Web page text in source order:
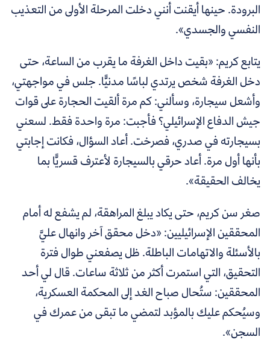
البرودة. حينها أيقنت أنني دخلت المرحلة الأولى من التعذيب
النفسي والجسدي».
يتابع كريم: «بقيت داخل الغرفة ما يقرب من الساعة، حتى
دخل الغرفة شخص يرتدي لباسًا مدنيًّا. جلس في مواجهتي،
وأشعل سيجارة، وسألني: كم مرة ألقيت الحجارة على قوات
جيش الدفاع الإسرائيلي؟ فأجبت: مرة واحدة فقط. لسعني
بسيجارته في صدري، فصرخت. أعاد السؤال، فكانت إجابتي
بأنها أول مرة. أعاد حرقي بالسيجارة لأعترف قسريًّا بما
يخالف الحقيقة».
صغر سن كريم، حتى يكاد يبلغ المراهقة، لم يشفع له أمام
المحققين الإسرائيليين: «دخل محقق آخر وانهال عليَّ
بالأسئلة والاتهامات الباطلة. ظل يصفعني طوال فترة
التحقيق، التي استمرت أكثر من ثلاثة ساعات. قال لي أحد
المحققين: ستُحال صباح الغد إلى المحكمة العسكرية،
وسيُحكم عليك بالمؤبد لتمضي ما تبقى من عمرك في
السجن».